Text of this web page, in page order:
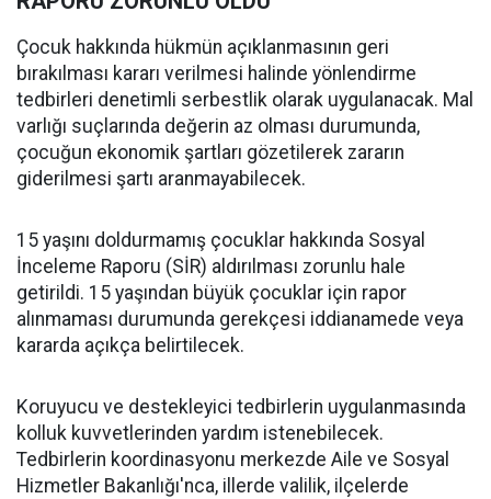
Çocuk hakkında hükmün açıklanmasının geri
bırakılması kararı verilmesi halinde yönlendirme
tedbirleri denetimli serbestlik olarak uygulanacak. Mal
varlığı suçlarında değerin az olması durumunda,
çocuğun ekonomik şartları gözetilerek zararın
giderilmesi şartı aranmayabilecek.
15 yaşını doldurmamış çocuklar hakkında Sosyal
İnceleme Raporu (SİR) aldırılması zorunlu hale
getirildi. 15 yaşından büyük çocuklar için rapor
alınmaması durumunda gerekçesi iddianamede veya
kararda açıkça belirtilecek.
Koruyucu ve destekleyici tedbirlerin uygulanmasında
kolluk kuvvetlerinden yardım istenebilecek.
Tedbirlerin koordinasyonu merkezde Aile ve Sosyal
Hizmetler Bakanlığı'nca, illerde valilik, ilçelerde